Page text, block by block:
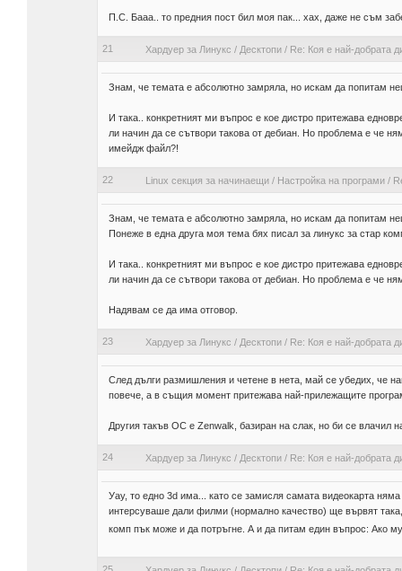
П.С. Бааа.. то предния пост бил моя пак... хах, даже не съм
21 Хардуер за Линукс / Десктопи/ Re: Коя е най-добрата
Знам, че темата е абсолютно замряла, но искам да попитам
И така.. конкретният ми въпрос е кое дистро притежава
ли начин да се сътвори такова от дебиан. Но проблема е че
имейдж файл?!
22 Linux секция за начинаещи/ Настройка на програми/
Знам, че темата е абсолютно замряла, но искам да попитам
Понеже в една друга моя тема бях писал за линукс за стар
И така.. конкретният ми въпрос е кое дистро притежава
ли начин да се сътвори такова от дебиан. Но проблема е че
Надявам се да има отговор.
23 Хардуер за Линукс / Десктопи/ Re: Коя е най-добрата
След дълги размишления и четене в нета, май се убедих, че
повече, а в същия момент притежава най-прилежащите
Другия такъв ОС е Zenwalk, базиран на слак, но би се
24 Хардуер за Линукс / Десктопи/ Re: Коя е най-добрата
Уау, то едно 3d има... като се замисля самата видеокарта
интерсуваше дали филми (нормално качество) ще вървят
комп пък може и да потръгне. А и да питам един въпрос: Ако